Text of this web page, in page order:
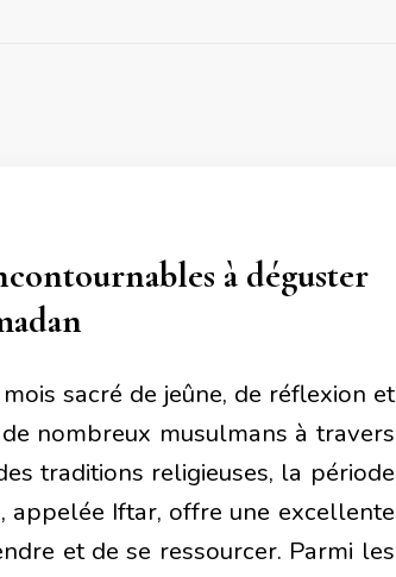
à déguster
sacré de jeûne, de réflexion et
nombreux musulmans à travers
traditions religieuses, la période
appelée Iftar, offre une excellente
et de se ressourcer. Parmi les